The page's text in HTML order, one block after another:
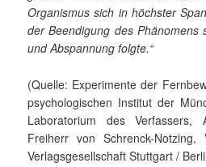
Organismus sich in höchster
der Beendigung des Phänomens
und Abspannung folgte.“
(Quelle: Experimente der
psychologischen Institut der
Laboratorium des
Freiherr von Schrenck-Notzing,
Verlagsgesellschaft Stuttgart /